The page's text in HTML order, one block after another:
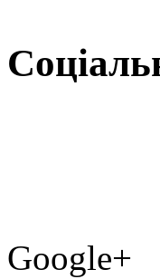
Google+